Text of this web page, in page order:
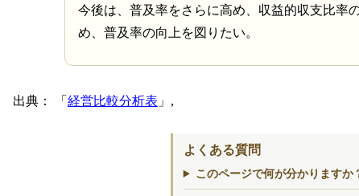
今後は、普及率をさらに高め、収益的収支比率
め、普及率の向上を図りたい。
出典： 経営比較分析表 ,
よくある質問
このページで何が分かりますか